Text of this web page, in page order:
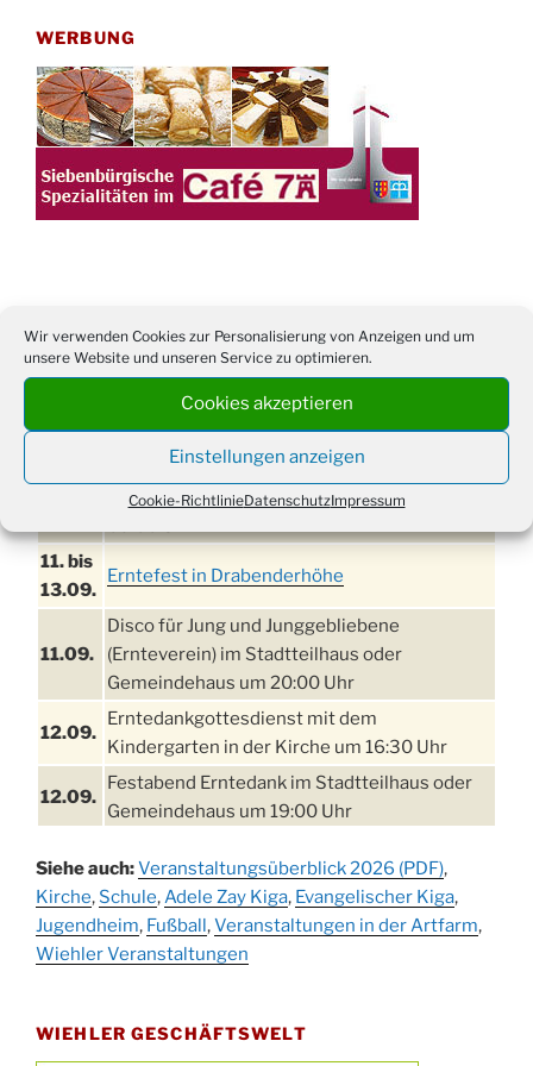
Wir verwenden Cookies zur Personalisierung von Anzeigen und um
unsere Website und unseren Service zu optimieren.
Cookies akzeptieren
Einstellungen anzeigen
Cookie-RichtlinieDatenschutzImpressum
WERBUNG
21. bis Sommerfreizeit der Ev. Jugend in Berlin für
Kinder ab 13 Jahren
Damen Doppel - Turnier des TC77 am
Tennisplatz
Einschulungsgottesdienst in der Kirche um
11. bis
13.09.
Erntefest in Drabenderhöhe
11.09.
Disco für Jung und Junggebliebene
(Ernteverein) im Stadtteilhaus oder
Gemeindehaus um 20:00 Uhr
12.09.
Erntedankgottesdienst mit dem
Kindergarten in der Kirche um 16:30 Uhr
12.09.
Festabend Erntedank im Stadtteilhaus oder
Gemeindehaus um 19:00 Uhr
13.09.
Stadtteilhaus um 14:00 Uhr
19.09.
Schlagerabend im Stadtteilhaus
Drabenderhöhe
Kinderbibeltag im Ev. Gemeindehaus von 10-
Siehe auch:Veranstaltungsüberblick 2026 (PDF),
Kirche, Schule,Adele Zay Kiga, Evangelischer Kiga,
Jugendheim, Fußball,Veranstaltungen in der Artfarm,
Wiehler Veranstaltungen
WIEHLER GESCHÄFTSWELT